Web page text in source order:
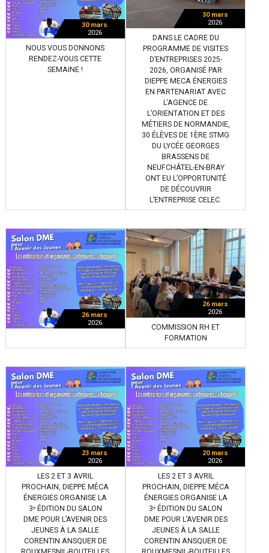
30 mars
2026
NOUS VOUS DONNONS
RENDEZ-VOUS CETTE
SEMAINE !
30 mars
2026
DANS LE CADRE DU
PROGRAMME DE VISITES
D’ENTREPRISES 2025-
2026, ORGANISÉ PAR
DIEPPE MECA ÉNERGIES
EN PARTENARIAT AVEC
L’AGENCE DE
L’ORIENTATION ET DES
MÉTIERS DE NORMANDIE,
30 ÉLÈVES DE 1ÈRE STMG
DU LYCÉE GEORGES
BRASSENS DE
NEUFCHÂTEL-EN-BRAY
ONT EU L’OPPORTUNITÉ
DE DÉCOUVRIR
L’ENTREPRISE CELEC.
26 mars
2026
26 mars
2026
COMMISSION RH ET
FORMATION
23 mars
2026
LES 2 ET 3 AVRIL
PROCHAIN, DIEPPE MÉCA
ÉNERGIES ORGANISE LA
3ᵉ ÉDITION DU SALON
DME POUR L’AVENIR DES
JEUNES À LA SALLE
CORENTIN ANSQUER DE
20 mars
2026
LES 2 ET 3 AVRIL
PROCHAIN, DIEPPE MÉCA
ÉNERGIES ORGANISE LA
3ᵉ ÉDITION DU SALON
DME POUR L’AVENIR DES
JEUNES À LA SALLE
CORENTIN ANSQUER DE